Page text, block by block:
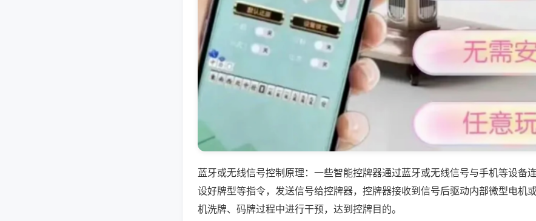
蓝牙或无线信号控制原理：一些智能控牌器通过蓝牙或无线信号与手机等设备
设好牌型等指令，发送信号给控牌器，控牌器接收到信号后驱动内部微型电机
机洗牌、码牌过程中进行干预，达到控牌目的。